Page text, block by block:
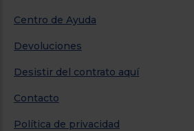
Centro de Ayuda
Devoluciones
Desistir del contrato aquí
Contacto
Política de privacidad